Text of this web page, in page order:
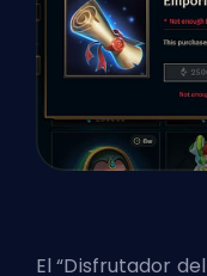
El “Disfrutador